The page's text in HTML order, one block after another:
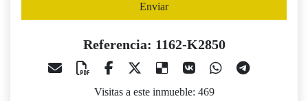
Enviar
Referencia: 1162-K2850
Visitas a este inmueble: 469